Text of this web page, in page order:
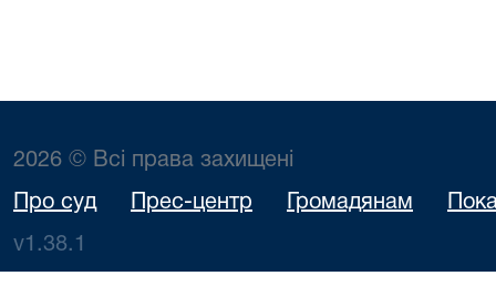
2026 © Всі права захищені
Про суд Прес-центр Громадянам
v1.38.1